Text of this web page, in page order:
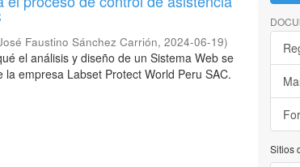
Faustino Sánchez Carrión,2024-06-19)
el análisis y diseño de un Sistema Web se
empresa Labset Protect World Peru SAC.
Sitios